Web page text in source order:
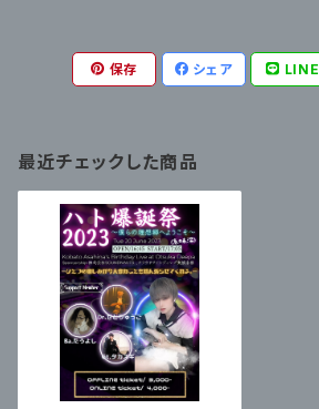
保存 シェア LINE
最近チェックした商品